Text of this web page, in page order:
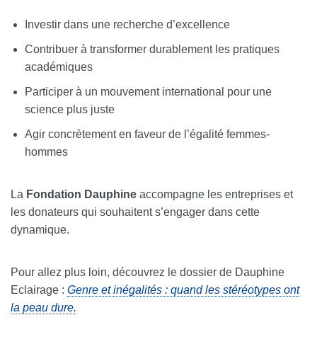
Investir dans une recherche d’excellence
Contribuer à transformer durablement les pratiques
académiques
Participer à un mouvement international pour une
science plus juste
Agir concrètement en faveur de l’égalité femmes-
hommes
La Fondation Dauphine accompagne les entreprises et
les donateurs qui souhaitent s’engager dans cette
dynamique.
Pour allez plus loin, découvrez le dossier de Dauphine
Eclairage : Genre et inégalités : quand les stéréotypes ont
la peau dure.